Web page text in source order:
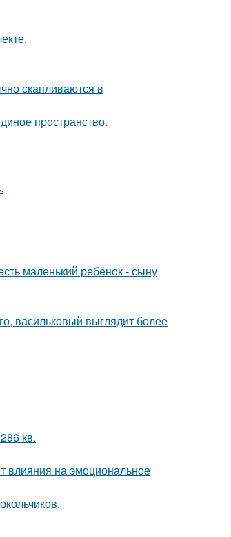
скапливаются в
пространство.
маленький ребёнок - сыну
васильковый выглядит более
кв.
влияния на эмоциональное